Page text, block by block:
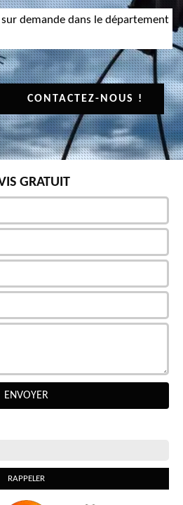
demande dans le département
CONTACTEZ-NOUS !
GRATUIT